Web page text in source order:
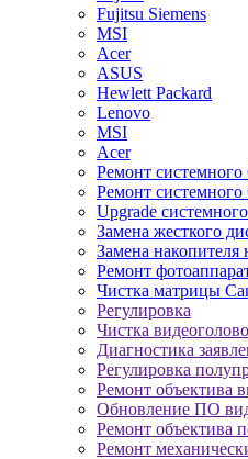
Fujitsu Siemens
MSI
Acer
ASUS
Hewlett Packard
Lenovo
MSI
Acer
Ремонт системного
Ремонт системного
Upgrade
Замена жесткого
Замена накопителя
Ремонт
Чистка матрицы
Регулировка
Чистка
Диагностика
Регулировка
Ремонт объектива
Обновление ПО
Ремонт объектива
Ремонт